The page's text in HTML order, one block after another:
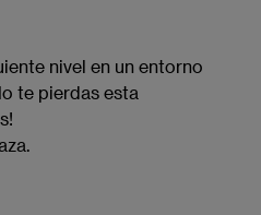
nivel en un entorno
te pierdas esta